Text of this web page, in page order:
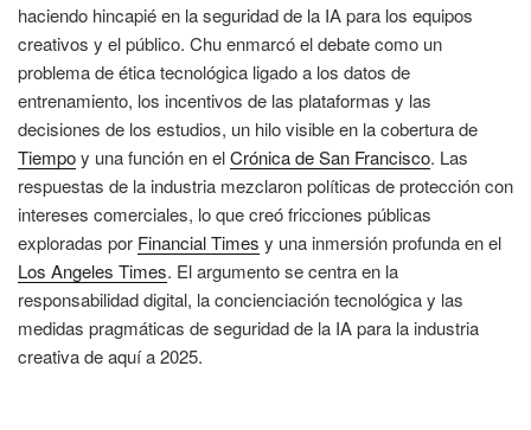
haciendo hincapié en la seguridad de la IA para los equipos
creativos y el público. Chu enmarcó el debate como un
problema de ética tecnológica ligado a los datos de
entrenamiento, los incentivos de las plataformas y las
decisiones de los estudios, un hilo visible en la cobertura de
Tiempoy una función en elCrónica de San Francisco. Las
respuestas de la industria mezclaron políticas de protección con
intereses comerciales, lo que creó fricciones públicas
exploradas por Financial Times y una inmersión profunda en el
Los Angeles Times. El argumento se centra en la
responsabilidad digital, la concienciación tecnológica y las
medidas pragmáticas de seguridad de la IA para la industria
creativa de aquí a 2025.